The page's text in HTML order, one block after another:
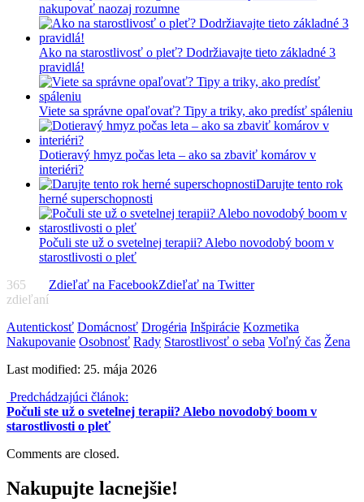
nakupovať naozaj rozumne
Ako na starostlivosť o pleť? Dodržiavajte tieto základné 3
pravidlá!
Viete sa správne opaľovať? Tipy a triky, ako predísť spáleniu
Dotieravý hmyz počas leta – ako sa zbaviť komárov v
interiéri?
Darujte tento rok
herné superschopnosti
Počuli ste už o svetelnej terapii? Alebo novodobý boom v
starostlivosti o pleť
365
zdieľaní
Zdieľať na FacebookZdieľať na Twitter
Autentickosť Domácnosť Drogéria Inšpirácie Kozmetika
Nakupovanie Osobnosť Rady Starostlivosť o seba Voľný čas Žena
Last modified: 25. mája 2026
Predchádzajúci článok:
Počuli ste už o svetelnej terapii? Alebo novodobý boom v
starostlivosti o pleť
Comments are closed.
Nakupujte lacnejšie!